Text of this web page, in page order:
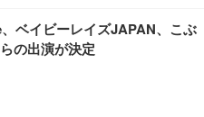
ベイビーレイズJAPAN、こぶ
の出演が決定